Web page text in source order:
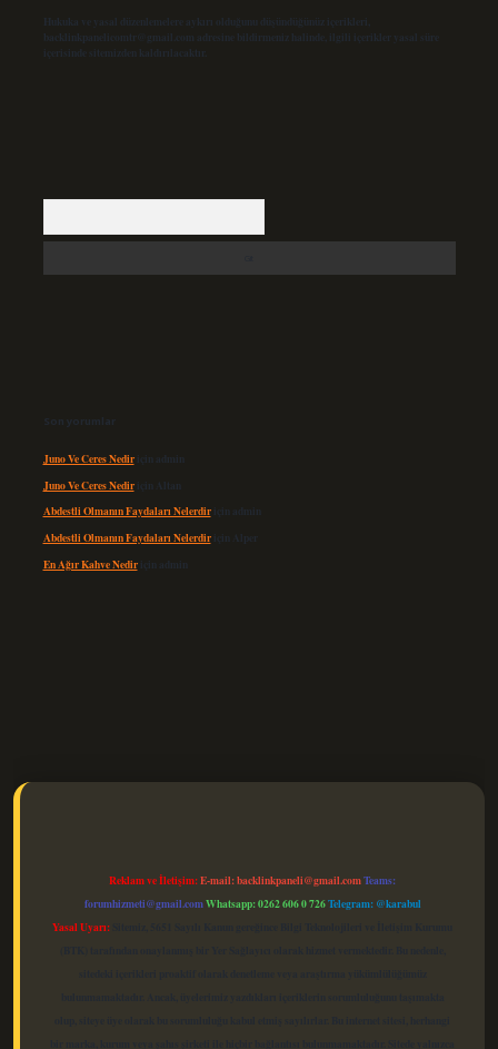
Hukuka ve yasal düzenlemelere aykırı olduğunu düşündüğünüz içerikleri,
backlinkpanelicomtr@gmail.com adresine bildirmeniz halinde, ilgili içerikler yasal süre
içerisinde sitemizden kaldırılacaktır.
Son yorumlar
Juno Ve Ceres Nediriçin admin
Juno Ve Ceres Nediriçin Altan
Abdestli Olmanın Faydaları Nelerdiriçin admin
Abdestli Olmanın Faydaları Nelerdiriçin Alper
En Ağır Kahve Nediriçin admin
Reklam ve İletişim:E-mail:backlinkpaneli@gmail.comTeams:
forumhizmeti@gmail.comWhatsapp: 0262 606 0 726Telegram: @karabul
Yasal Uyarı: